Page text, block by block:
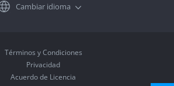
Cambiar idioma
Términos y Condiciones
Privacidad
Acuerdo de Licencia